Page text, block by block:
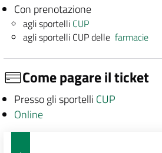
Con prenotazione
agli sportelli CUP
agli sportelli CUP dellefarmacie
Come pagare il ticket
Presso gli sportelli CUP
Online